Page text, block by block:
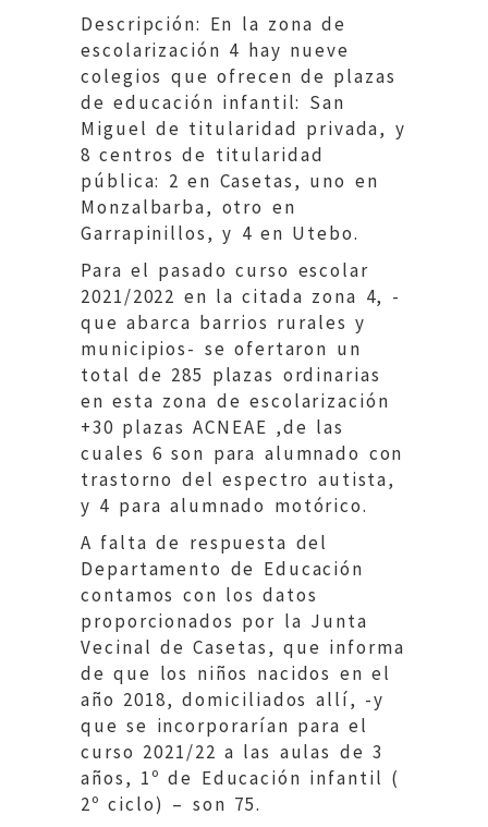
Descripción: En la zona de
escolarización 4 hay nueve
colegios que ofrecen de plazas
de educación infantil: San
Miguel de titularidad privada, y
8 centros de titularidad
pública: 2 en Casetas, uno en
Monzalbarba, otro en
Garrapinillos, y 4 en Utebo.
Para el pasado curso escolar
2021/2022 en la citada zona 4, -
que abarca barrios rurales y
municipios- se ofertaron un
total de 285 plazas ordinarias
en esta zona de escolarización
+30 plazas ACNEAE ,de las
cuales 6 son para alumnado con
trastorno del espectro autista,
y 4 para alumnado motórico.
A falta de respuesta del
Departamento de Educación
contamos con los datos
proporcionados por la Junta
Vecinal de Casetas, que informa
de que los niños nacidos en el
año 2018, domiciliados allí, -y
que se incorporarían para el
curso 2021/22 a las aulas de 3
años, 1º de Educación infantil (
2º ciclo) – son 75.